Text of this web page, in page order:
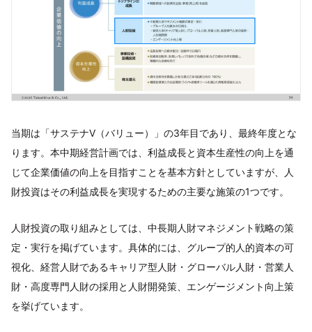
当期は「サステナV（バリュー）」の3年目であり、最終年度とな
ります。本中期経営計画では、利益成長と資本生産性の向上を通
じて企業価値の向上を目指すことを基本方針としていますが、人
財投資はその利益成長を実現するための主要な施策の1つです。
人財投資の取り組みとしては、中長期人財マネジメント戦略の策
定・実行を掲げています。具体的には、グループ的人的資本の可
視化、経営人財であるキャリア型人財・グローバル人財・営業人
財・高度専門人財の採用と人財開発策、エンゲージメント向上策
を挙げています。